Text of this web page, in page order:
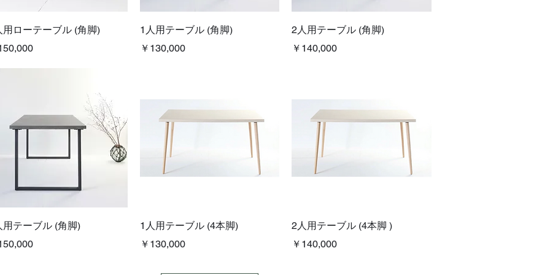
クイックビュー
用ローテーブル (角脚)
クイックビュー
1人用テーブル (角脚)
価格
￥130,000
クイックビュー
2人用テーブル (角脚)
価格
￥140,000
クイックビュー
用テーブル (角脚)
クイックビュー
1人用テーブル (4本脚)
価格
￥130,000
クイックビュー
2人用テーブル (4本脚 )
価格
￥140,000